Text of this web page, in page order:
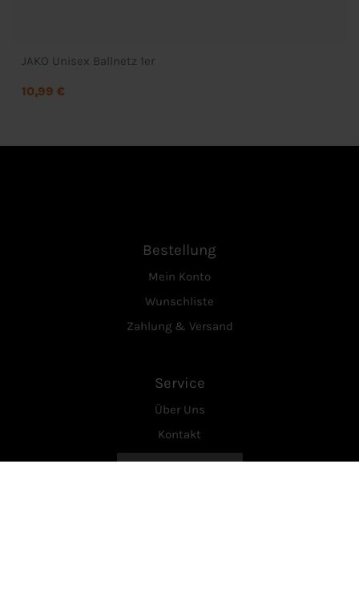
JAKO Unisex Ballnetz 1er
10,99 €
Bestellung
Mein Konto
Wunschliste
Zahlung & Versand
Service
Über Uns
Kontakt